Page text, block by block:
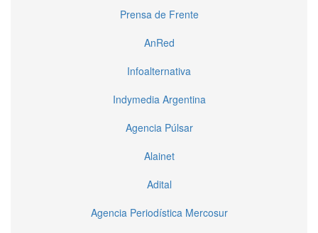
Prensa de Frente
AnRed
Infoalternativa
Indymedia Argentina
Agencia Púlsar
Alainet
Adital
Agencia Periodística Mercosur